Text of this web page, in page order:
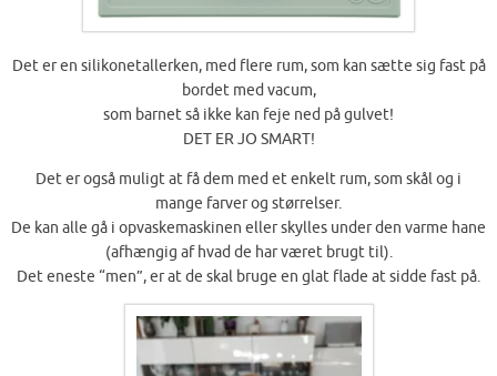
Det er en silikonetallerken, med flere rum, som kan sætte sig fast på
bordet med vacum,
som barnet så ikke kan feje ned på gulvet!
DET ER JO SMART!
Det er også muligt at få dem med et enkelt rum, som skål og i
mange farver og størrelser.
De kan alle gå i opvaskemaskinen eller skylles under den varme hane
(afhængig af hvad de har været brugt til).
Det eneste “men”, er at de skal bruge en glat flade at sidde fast på.